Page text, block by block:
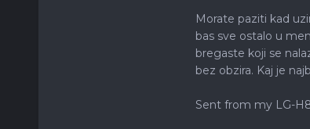
Morate paziti kad
bas sve ostalo u
bregaste koji se
bez obzira. Kaj je
Sent from my LG-